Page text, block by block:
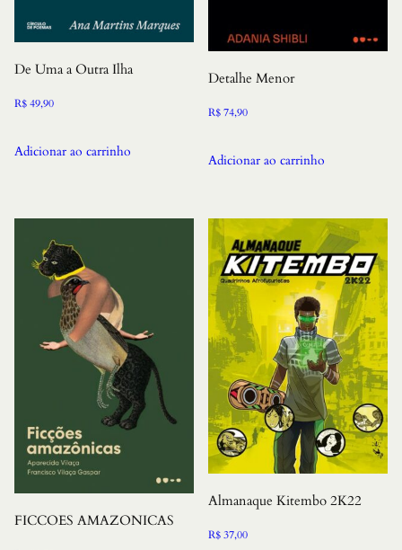
De Uma a Outra Ilha
R$49,90
Adicionar ao carrinho
Detalhe Menor
R$74,90
Adicionar ao carrinho
FICCOES AMAZONICAS
Almanaque Kitembo 2K22
R$37,00